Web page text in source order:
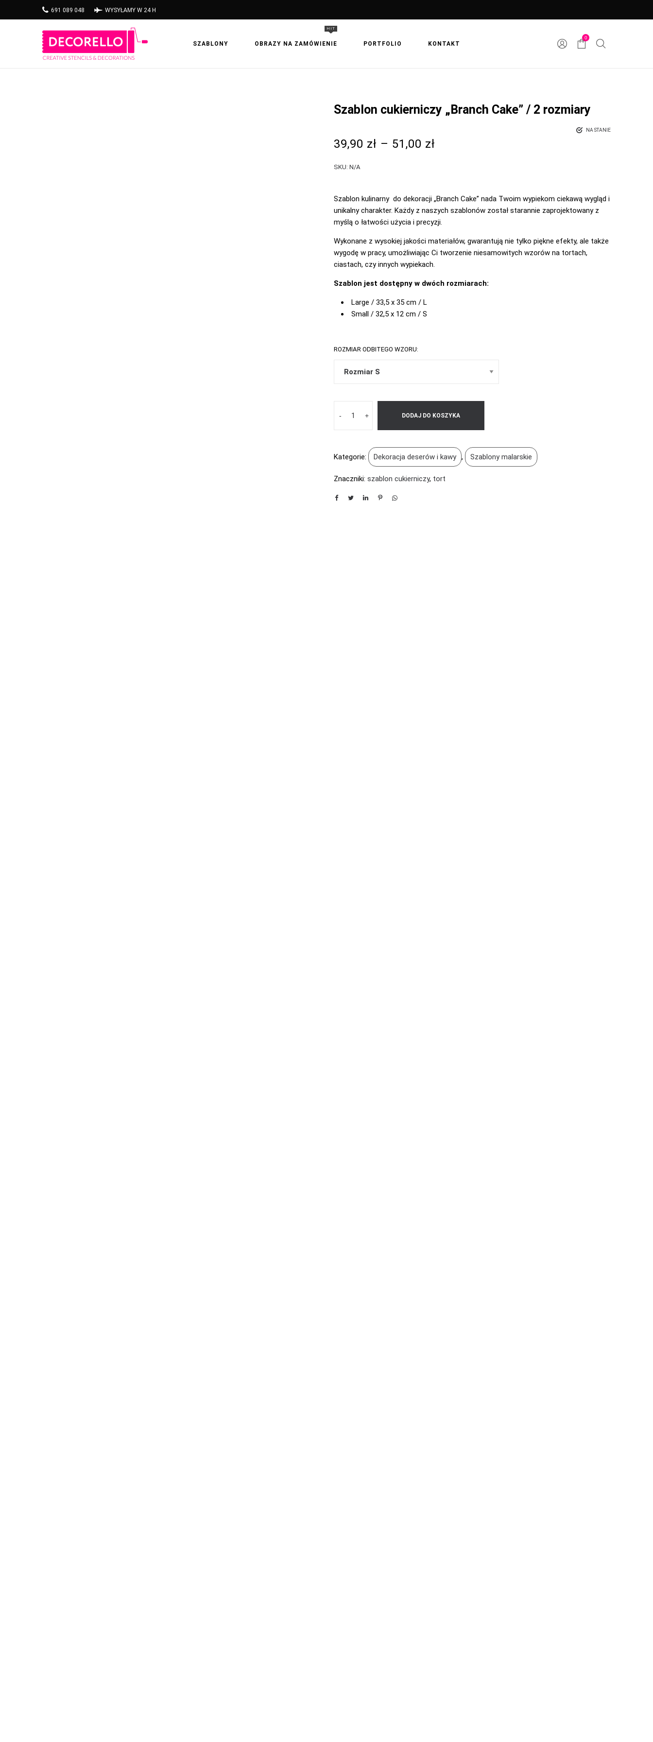
691 089 048 WYSYŁAMY W 24 H
SZABLONY OBRAZY NA ZAMÓWIENIE
HIT
PORTFOLIO KONTAKT
0
Szablon cukierniczy „Branch Cake” / 2 rozmiary
NA STANIE
39,90 zł – 51,00 zł
SKU: N/A
Szablon kulinarny do dekoracji „Branch Cake” nada Twoim wypiekom ciekawą wygląd i
unikalny charakter. Każdy z naszych szablonów został starannie zaprojektowany z
myślą o łatwości użycia i precyzji.
Wykonane z wysokiej jakości materiałów, gwarantują nie tylko piękne efekty, ale także
wygodę w pracy, umożliwiając Ci tworzenie niesamowitych wzorów na tortach,
ciastach, czy innych wypiekach.
Szablon jest dostępny w dwóch rozmiarach:
Large / 33,5 x 35 cm / L
Small / 32,5 x 12 cm / S
ROZMIAR ODBITEGO WZORU:
- + DODAJ DO KOSZYKA
Kategorie: Dekoracja deserów i kawy , Szablony malarskie
Znaczniki: szablon cukierniczy, tort